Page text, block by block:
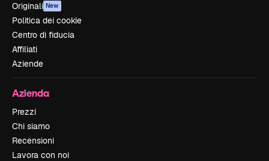
Originali New
Politica dei cookie
Centro di fiducia
Affiliati
Aziende
Azienda
Prezzi
Chi siamo
Recensioni
Lavora con noi